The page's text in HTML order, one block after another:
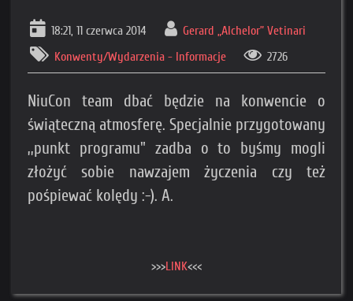
18:21, 11 czerwca 2014
Gerard „Alchelor” Vetinari
Konwenty/Wydarzenia - Informacje
2726
NiuCon team dbać będzie na konwencie o
świąteczną atmosferę. Specjalnie przygotowany
,,punkt programu" zadba o to byśmy mogli
złożyć sobie nawzajem życzenia czy też
pośpiewać kolędy :-). A.
>>>LINK<<<